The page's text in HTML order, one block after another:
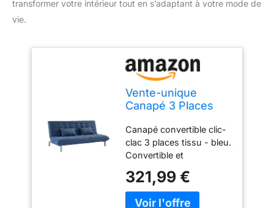
transformer votre intérieur tout en s’adaptant à votre mode de
vie.
Vente-unique
Canapé 3 Places
en Tissu Hornet-
Bleu
Canapé convertible clic-
clac 3 places tissu - bleu.
Convertible et
espaces. Dossier et
assise capitonnés et
321,99 €